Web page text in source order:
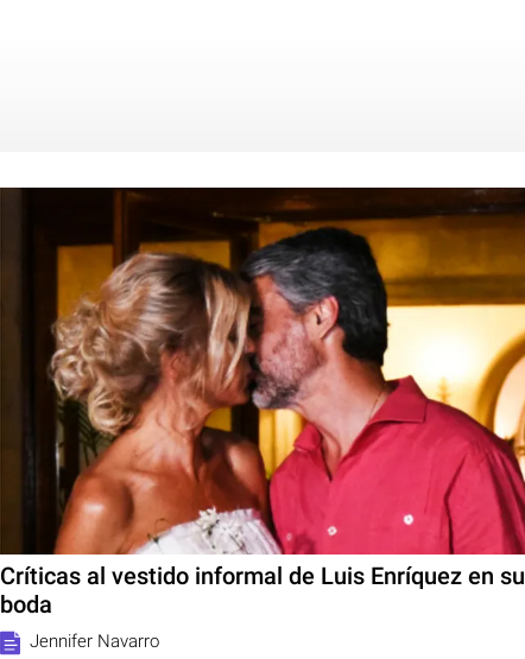
Críticas al vestido informal de Luis Enríquez en su
boda
Jennifer Navarro